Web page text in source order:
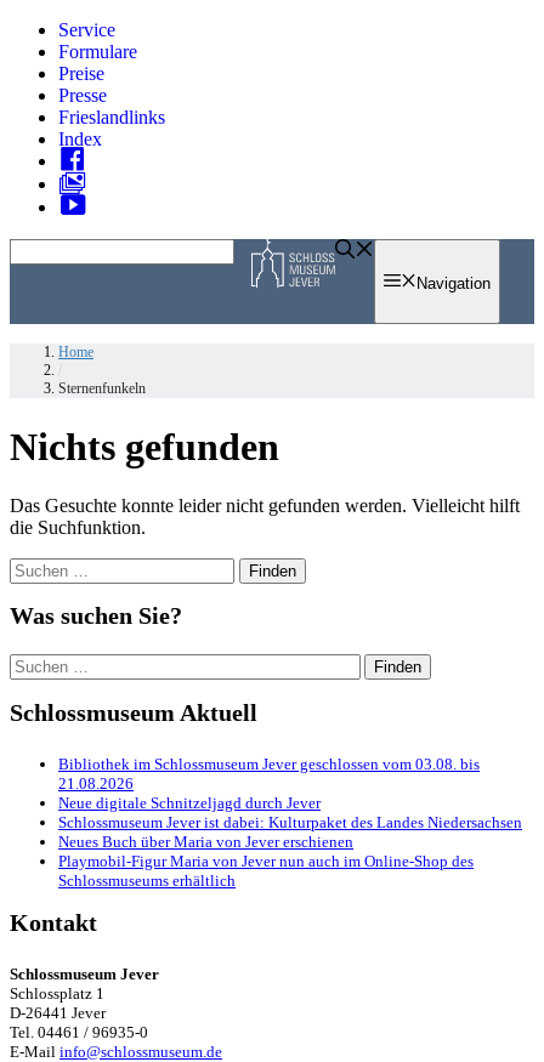
Zum
Inhalt
springen
Service
Formulare
Preise
Presse
Frieslandlinks
Index
to
Navigation
Home
Sternenfunkeln
Nichts gefunden
Das Gesuchte konnte leider nicht gefunden werden. Vielleicht hilft
die Suchfunktion.
Suchen
nach:
Was suchen Sie?
Suchen
nach:
Schlossmuseum Aktuell
Bibliothek im Schlossmuseum Jever geschlossen vom 03.08. bis
21.08.2026
Neue digitale Schnitzeljagd durch Jever
Schlossmuseum Jever ist dabei: Kulturpaket des Landes Niedersachsen
Neues Buch über Maria von Jever erschienen
Playmobil-Figur Maria von Jever nun auch im Online-Shop des
Schlossmuseums erhältlich
Kontakt
Schlossmuseum Jever
Schlossplatz 1
D-26441 Jever
Tel. 04461 / 96935-0
E-Mail info@schlossmuseum.de